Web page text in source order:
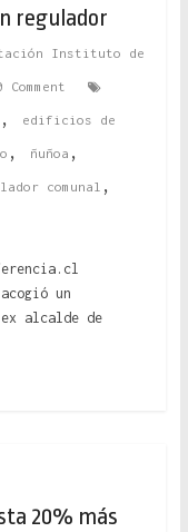
regulador
Instituto de
Comment
, edificios de
, ñuñoa ,
comunal ,
un
alcalde de
20% más